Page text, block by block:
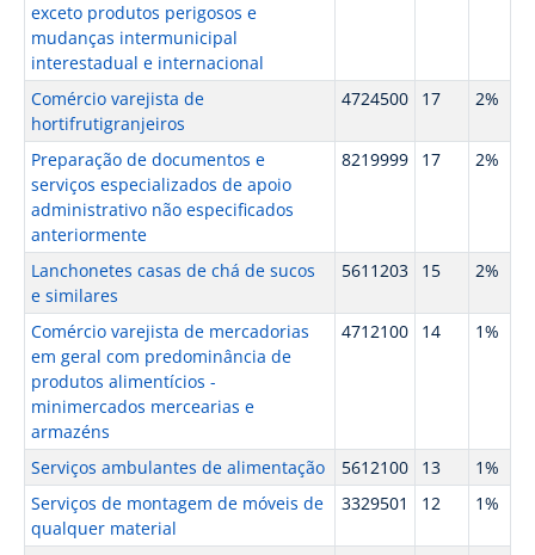
exceto produtos perigosos e
mudanças intermunicipal
interestadual e internacional
Comércio varejista de
hortifrutigranjeiros
4724500 17 2%
Preparação de documentos e
serviços especializados de apoio
administrativo não especificados
anteriormente
8219999 17 2%
Lanchonetes casas de chá de sucos
e similares
5611203 15 2%
Comércio varejista de mercadorias
em geral com predominância de
produtos alimentícios -
minimercados mercearias e
armazéns
4712100 14 1%
Serviços ambulantes de alimentação 5612100 13
1%
Serviços de montagem de móveis de
qualquer material
3329501 12 1%